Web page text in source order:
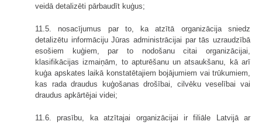
veidā detalizēti pārbaudīt kuģus;
11.5. nosacījumus par to, ka atzītā organizācija sniedz
detalizētu informāciju Jūras administrācijai par tās uzraudzībā
esošiem kuģiem, par to nodošanu citai organizācijai,
klasifikācijas izmaiņām, to apturēšanu un atsaukšanu, kā arī
kuģa apskates laikā konstatētajiem bojājumiem vai trūkumiem,
kas rada draudus kuģošanas drošībai, cilvēku veselībai vai
draudus apkārtējai videi;
11.6. prasību, ka atzītajai organizācijai ir filiāle Latvijā ar